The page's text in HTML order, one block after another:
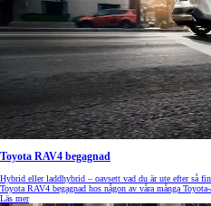
Toyota RAV4 begagnad
Hybrid eller laddhybrid – oavsett vad du är ute efter så
Toyota RAV4 begagnad hos någon av våra många Toyota-
Läs mer